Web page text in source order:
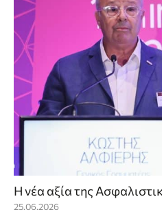
Η νέα αξία της
25.06.2026